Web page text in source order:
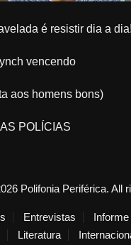
é resistir dia a dia!
vencendo
aos homens bons)
POLÍCIAS
Polifonia Periférica. All
Entrevistas
Informe
Literatura